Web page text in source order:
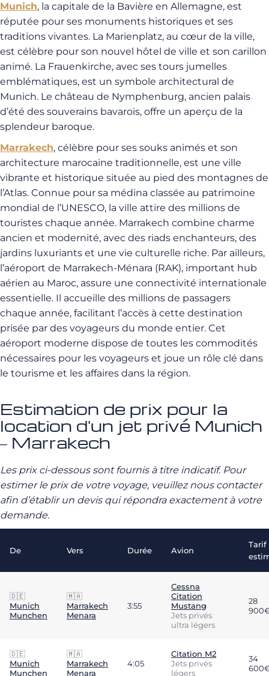
Munich, la capitale de la Bavière en Allemagne, est
réputée pour ses monuments historiques et ses
traditions vivantes. La Marienplatz, au cœur de la ville,
est célèbre pour son nouvel hôtel de ville et son carillon
animé. La Frauenkirche, avec ses tours jumelles
emblématiques, est un symbole architectural de
Munich. Le château de Nymphenburg, ancien palais
d’été des souverains bavarois, offre un aperçu de la
splendeur baroque.
Marrakech, célèbre pour ses souks animés et son
architecture marocaine traditionnelle, est une ville
vibrante et historique située au pied des montagnes de
l’Atlas. Connue pour sa médina classée au patrimoine
mondial de l’UNESCO, la ville attire des millions de
touristes chaque année. Marrakech combine charme
ancien et modernité, avec des riads enchanteurs, des
jardins luxuriants et une vie culturelle riche. Par ailleurs,
l’aéroport de Marrakech-Ménara (RAK), important hub
aérien au Maroc, assure une connectivité internationale
essentielle. Il accueille des millions de passagers
chaque année, facilitant l’accès à cette destination
prisée par des voyageurs du monde entier. Cet
aéroport moderne dispose de toutes les commodités
nécessaires pour les voyageurs et joue un rôle clé dans
le tourisme et les affaires dans la région.
Estimation de prix pour la
location d'un jet privé Munich
– Marrakech
Les prix ci-dessous sont fournis à titre indicatif. Pour
estimer le prix de votre voyage, veuillez nous contacter
afin d’établir un devis qui répondra exactement à votre
demande.
De Vers Durée Avion
Tarif
🇩🇪
Munich
Munchen
🇲🇦
Marrakech
Menara
3:55
Cessna
Citation
Mustang
Jets privés
ultra légers
28
🇩🇪
Munich
Munchen
🇲🇦
Marrakech
Menara
4:05
Citation M2
Jets privés
légers
34